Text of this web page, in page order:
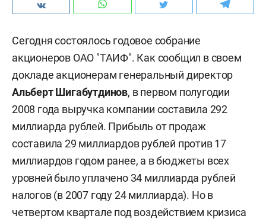
Сегодня состоялось годовое собрание
акционеров ОАО "ТАИФ". Как сообщил в своем
докладе акционерам генеральный директор
Альберт Шигабутдинов, в первом полугодии
2008 года выручка компании составила 292
миллиарда рублей. Прибыль от продаж
составила 29 миллиардов рублей против 17
миллиардов годом ранее, а в бюджеты всех
уровней было уплачено 34 миллиарда рублей
налогов (в 2007 году 24 миллиарда). Но в
четвертом квартале под воздействием кризиса